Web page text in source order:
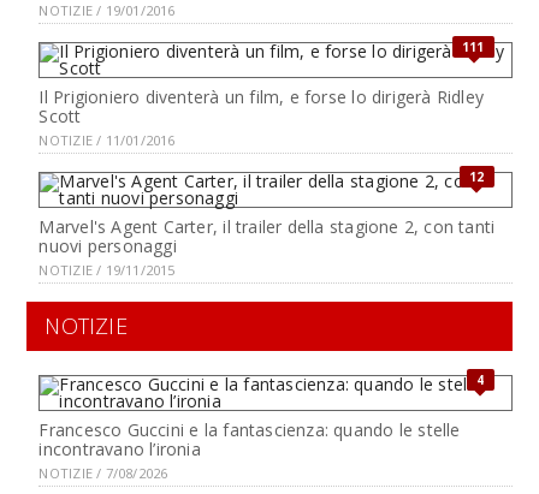
NOTIZIE / 19/01/2016
111
Il Prigioniero diventerà un film, e forse lo dirigerà Ridley
Scott
NOTIZIE / 11/01/2016
12
Marvel's Agent Carter, il trailer della stagione 2, con tanti
nuovi personaggi
NOTIZIE / 19/11/2015
NOTIZIE
4
Francesco Guccini e la fantascienza: quando le stelle
incontravano l’ironia
NOTIZIE / 7/08/2026